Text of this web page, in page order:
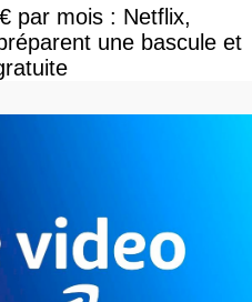
par mois : Netflix,
une bascule et